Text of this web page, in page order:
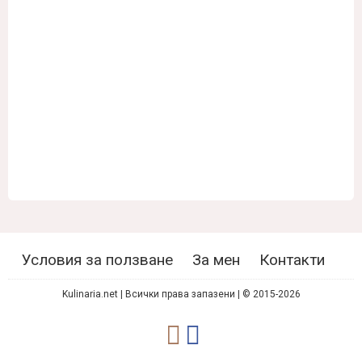
Условия за ползване За мен Контакти
Kulinaria.net | Всички права запазени | © 2015-2026